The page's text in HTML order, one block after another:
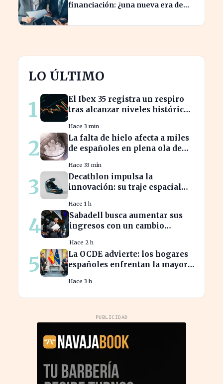
financiación: ¿una nueva era de
LO ÚLTIMO
1
El Ibex 35 registra un respiro
tras alcanzar niveles históricos
Hace 3 min
2
La falta de hielo afecta a miles
de españoles en plena ola de
Hace 33 min
3
Decathlon impulsa la
innovación: su traje espacial
la industria
Hace 1 h
4
Sabadell busca aumentar sus
ingresos con un cambio
Hace 2 h
5
La OCDE advierte: los hogares
españoles enfrentan la mayor
Hace 3 h
PUBLICIDAD